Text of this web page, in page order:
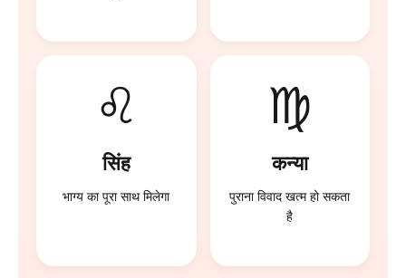
♌
सिंह
भाग्य का पूरा साथ मिलेगा
♍
कन्या
पुराना विवाद खत्म हो सकता
है